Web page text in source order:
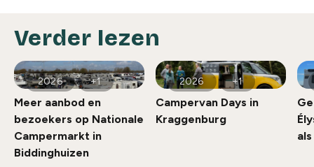
Verder lezen
2026 +1
Meer aanbod en
bezoekers op Nationale
Campermarkt in
Biddinghuizen
2026 +1
Campervan Days in
Kraggenburg